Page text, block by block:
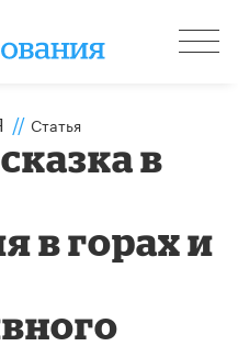
// Статья
в
в горах и